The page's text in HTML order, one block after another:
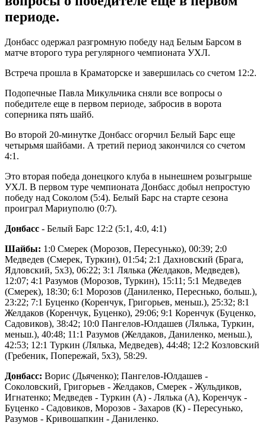
периоде.
Донбасс одержал разгромную победу над Белым Барсом в
матче второго тура регулярного чемпионата УХЛ.
Встреча прошла в Краматорске и завершилась со счетом 12:2.
Подопечные Павла Микульчика сняли все вопросы о
победителе еще в первом периоде, забросив в ворота
соперника пять шайб.
Во второй 20-минутке Донбасс огорчил Белый Барс еще
четырьмя шайбами. А третий период закончился со счетом
4:1.
Это вторая победа донецкого клуба в нынешнем розыгрыше
УХЛ. В первом туре чемпионата Донбасс добыл непростую
победу над Соколом (5:4). Белый Барс на старте сезона
проиграл Мариуполю (0:7).
Донбасс - Белый Барс 12:2 (5:1, 4:0, 4:1)
Шайбы: 1:0 Смерек (Морозов, Пересунько), 00:39; 2:0
Медведев (Смерек, Туркин), 01:54; 2:1 Дахновский (Брага,
Ядловский, 5х3), 06:22; 3:1 Лялька (Желдаков, Медведев),
12:07; 4:1 Разумов (Морозов, Туркин), 15:11; 5:1 Медведев
(Смерек), 18:30; 6:1 Морозов (Даниленко, Переснько, больш.),
23:22; 7:1 Буценко (Коренчук, Григорьев, меньш.), 25:32; 8:1
Желдаков (Коренчук, Буценко), 29:06; 9:1 Коренчук (Буценко,
Садовиков), 38:42; 10:0 Пангелов-Юлдашев (Лялька, Туркин,
меньш.), 40:48; 11:1 Разумов (Желдаков, Даниленко, меньш.),
42:53; 12:1 Туркин (Лялька, Медведев), 44:48; 12:2 Козловский
(Гребеник, Попережай, 5х3), 58:29.
Донбасс: Ворис (Дьяченко); Пангелов-Юлдашев -
Соколовский, Григорьев - Желдаков, Смерек - Жульдиков,
Игнатенко; Медведев - Туркин (А) - Лялька (А), Коренчук -
Буценко - Садовиков, Морозов - Захаров (К) - Пересунько,
Разумов - Кривошапкин - Даниленко.